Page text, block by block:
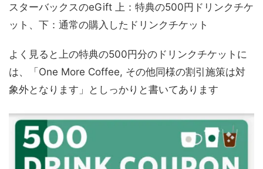
スターバックスのeGift 上：特典の500円ドリンクチケ
ット、下：通常の購入したドリンクチケット
よく見ると上の特典の500円分のドリンクチケットに
は、「One More Coffee, その他同様の割引施策は対
象外となります」としっかりと書いてあります